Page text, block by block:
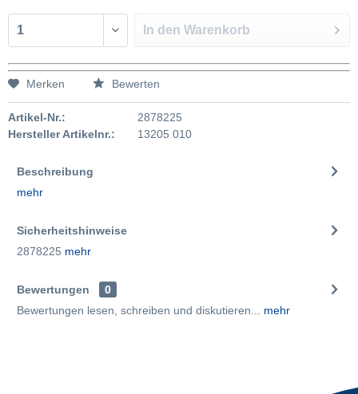
In den Warenkorb
Merken Bewerten
Artikel-Nr.:
2878225
Hersteller Artikelnr.:
13205 010
Beschreibung
mehr
Sicherheitshinweise
2878225 mehr
Bewertungen
0
Bewertungen lesen, schreiben und diskutieren...
mehr